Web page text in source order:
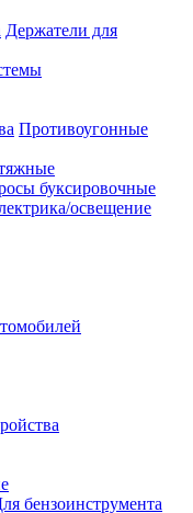
Держатели для
Противоугонные
буксировочные
освещение
бензоинструмента